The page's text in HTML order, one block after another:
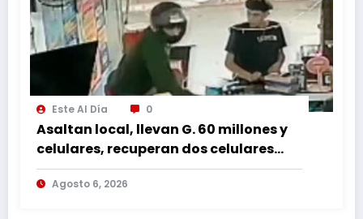
Este Al Día 0
Asaltan local, llevan G. 60 millones y
celulares, recuperan dos celulares
mediante rastreo y persecución
Agosto 6, 2026